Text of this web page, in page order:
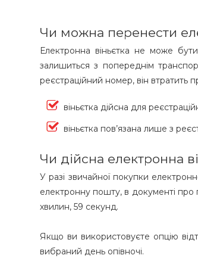
Чи можна перенести
Електронна віньєтка не може
залишиться з попереднім
реєстраційний номер, він втратить
віньєтка дійсна для
віньєтка пов’язана лише з
Чи дійсна електронна
У разі звичайної покупки
електронну пошту, в документі про
хвилин, 59 секунд.
Якщо ви використовуєте опцію
вибраний день опівночі.